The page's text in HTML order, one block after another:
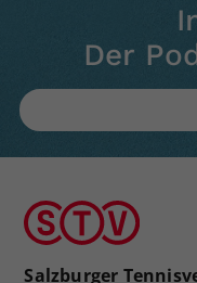
Der
Salzburger